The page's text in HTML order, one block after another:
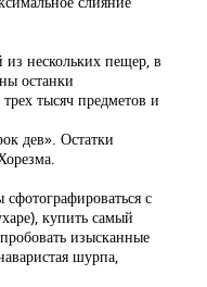
нескольких пещер, в
останки
тысяч предметов и
дев». Остатки
с
купить самый
изысканные
шурпа,